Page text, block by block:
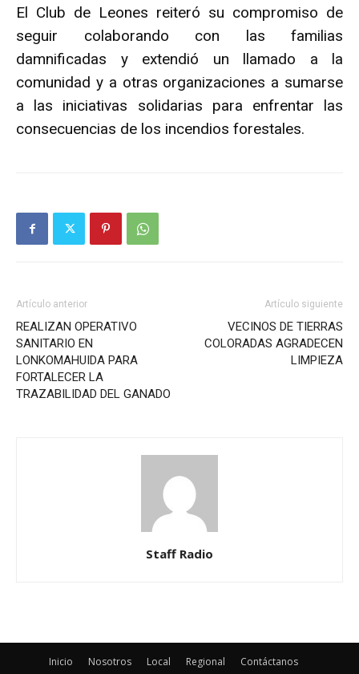
El Club de Leones reiteró su compromiso de
seguir colaborando con las familias
damnificadas y extendió un llamado a la
comunidad y a otras organizaciones a sumarse
a las iniciativas solidarias para enfrentar las
consecuencias de los incendios forestales.
Artículo anterior
REALIZAN OPERATIVO
SANITARIO EN
LONKOMAHUIDA PARA
FORTALECER LA
TRAZABILIDAD DEL GANADO
Artículo siguiente
VECINOS DE TIERRAS
COLORADAS AGRADECEN
LIMPIEZA
Staff Radio
Inicio Nosotros Local Regional
Contáctanos